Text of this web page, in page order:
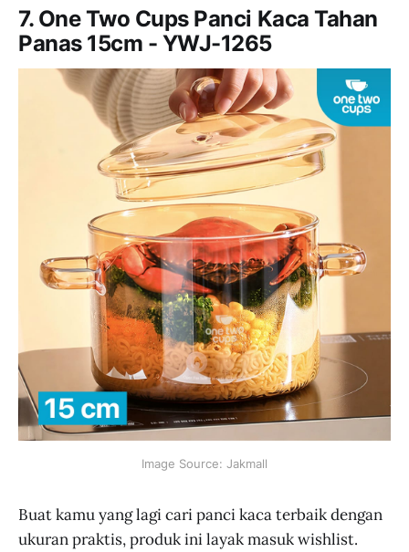
7. One Two Cups Panci Kaca Tahan
Panas 15cm - YWJ-1265
Image Source: Jakmall
Buat kamu yang lagi cari panci kaca terbaik dengan
ukuran praktis, produk ini layak masuk wishlist.